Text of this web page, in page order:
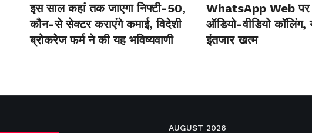
इस साल कहां तक जाएगा निफ्टी-50,
कौन-से सेक्‍टर कराएंगे कमाई, विदेशी
ब्रोकरेज फर्म ने की यह भविष्‍यवाणी
WhatsApp Web
ऑडियो-वीडियो कॉलिंग,
इंतजार खत्म
AUGUST 2026